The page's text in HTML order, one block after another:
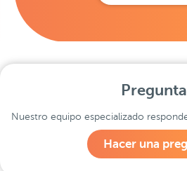
Nuestro equipo especializado
Hacer una